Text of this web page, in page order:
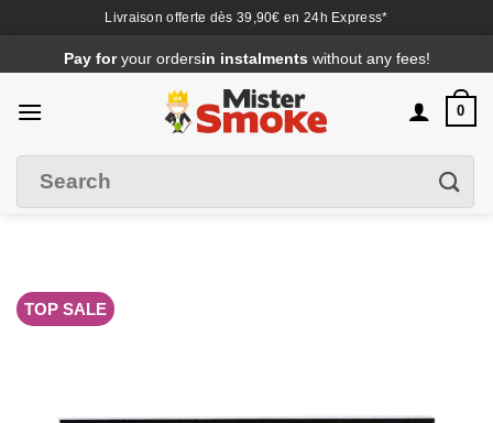
Livraison offerte dès 39,90€ en 24h Express*
au
contenu
0
TOP SALE